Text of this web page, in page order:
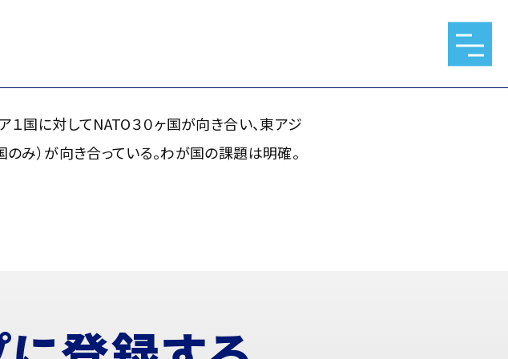
してNATO３０ヶ国が向き合い、東アジアではロシア
。わが国の課題は明確。
国に対してNATO３０ヶ国が向き合い、東アジ
み）が向き合っている。わが国の課題は明確。